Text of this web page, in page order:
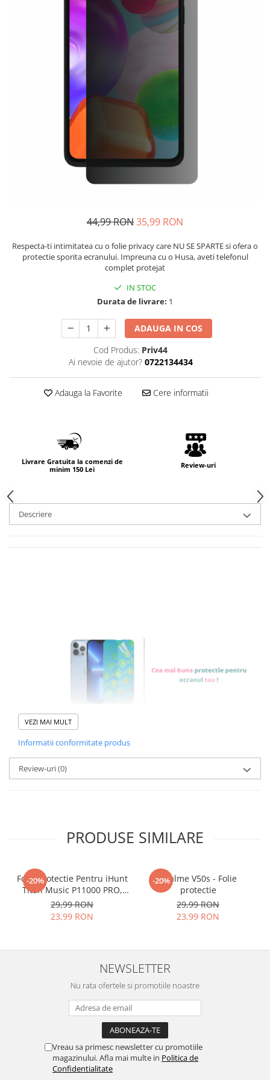
44,99 RON35,99 RON
Respecta-ti intimitatea cu o folie privacy care NU SE SPARTE si ofera o
protectie sporita ecranului. Impreuna cu o Husa, aveti telefonul
complet protejat
IN STOC
Durata de livrare: 1
ADAUGA IN COS
Cod Produs: Priv44
Ai nevoie de ajutor? 0722134434
Adauga la Favorite Cere informatii
Livrare Gratuita la comenzi de
minim 150 Lei
Review-uri
Descriere
Foliile noastre sunt
producerea foliilorNUeste
esteNano Glassflexibil.
AcestagaranteazacaNU SE
SPARGE in mii de cioburi
ascutite si periculoase.
Nu numai ca este rezistenta la
zgarieturi si spargere, ci si
INTARESTEecranul!
Folia avand rezistenta 9H la
zgarieturi, asigura si un aspect
imaculat ecranului pe timp
VEZI MAI MULT
Informatii conformitate produs
Review-uri(0)
PRODUSE SIMILARE
-20%
Folie Protectie Pentru iHunt
Titan Music P11000 PRO,
VDOO
29,99 RON
23,99 RON
-20%
Realme V50s - Folie
protectie
29,99 RON
23,99 RON
NEWSLETTER
Nu rata ofertele si promotiile noastre
Vreau sa primesc newsletter cu promotiile
magazinului. Afla mai multe in Politica de
Confidentialitate